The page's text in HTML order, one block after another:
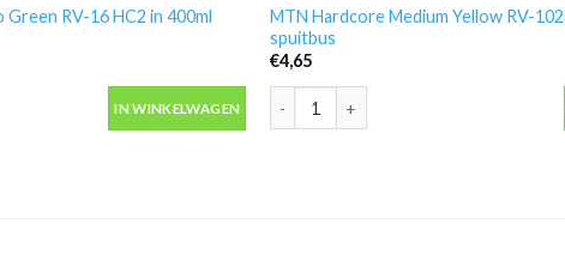
RV-16 HC2 in 400ml
RV-16 HC2 in 400ml spuitbus aantal
IN WINKELWAGEN
MTN Hardcore Medium Yellow RV-
spuitbus
€4,65
MTN Hardcore Medium Yellow RV-